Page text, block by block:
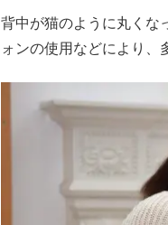
背中が猫のように丸くな
ォンの使用などにより、